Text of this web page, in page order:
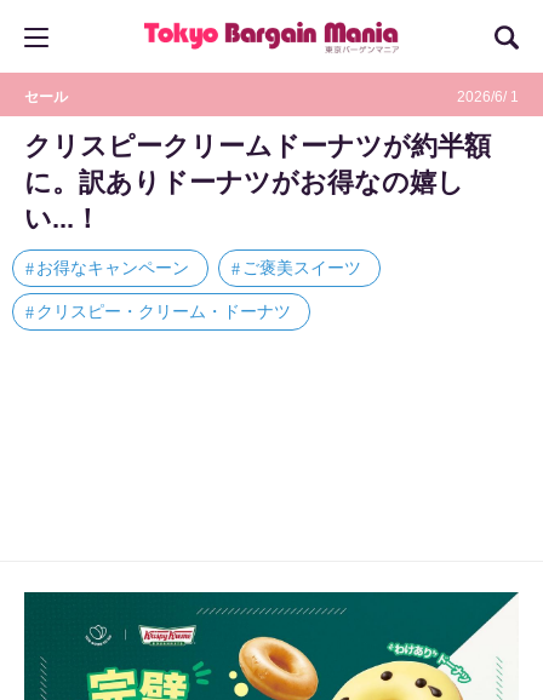
セール 2026/6/ 1
クリスピークリームドーナツが約半額
に。訳ありドーナツがお得なの嬉し
い...！
お得なキャンペーン ご褒美スイーツ
クリスピー・クリーム・ドーナツ